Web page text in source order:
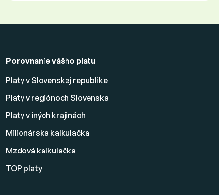
Porovnanie vášho platu
Platy v Slovenskej republike
Platy v regiónoch Slovenska
Platy v iných krajinách
Milionárska kalkulačka
Mzdová kalkulačka
TOP platy